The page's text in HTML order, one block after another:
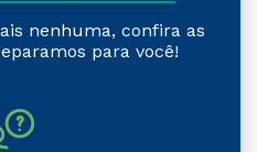
nenhuma, confira as
para você!